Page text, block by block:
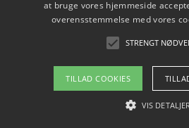
Om / kontakt
Blog
at bruge vores hjemmeside
overensstemmelse med vores
STRENGT
TILLAD COOKIES
VIS